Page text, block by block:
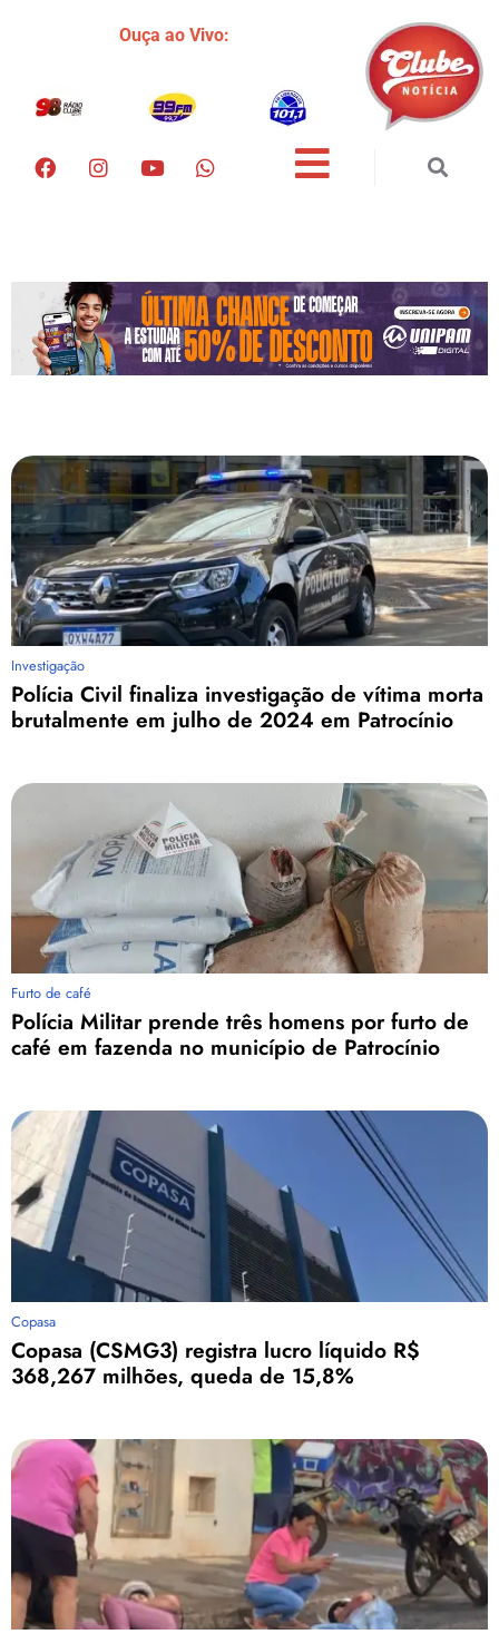
Ouça ao Vivo:
Investigação
Polícia Civil finaliza investigação de vítima morta
brutalmente em julho de 2024 em Patrocínio
Furto de café
Polícia Militar prende três homens por furto de
café em fazenda no município de Patrocínio
Copasa
Copasa (CSMG3) registra lucro líquido R$
368,267 milhões, queda de 15,8%